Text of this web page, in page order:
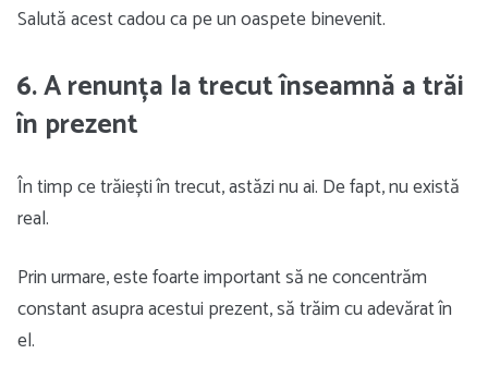
Salută acest cadou ca pe un oaspete binevenit.
6. A renunța la trecut înseamnă a trăi
în prezent
În timp ce trăiești în trecut, astăzi nu ai. De fapt, nu există
real.
Prin urmare, este foarte important să ne concentrăm
constant asupra acestui prezent, să trăim cu adevărat în
el.